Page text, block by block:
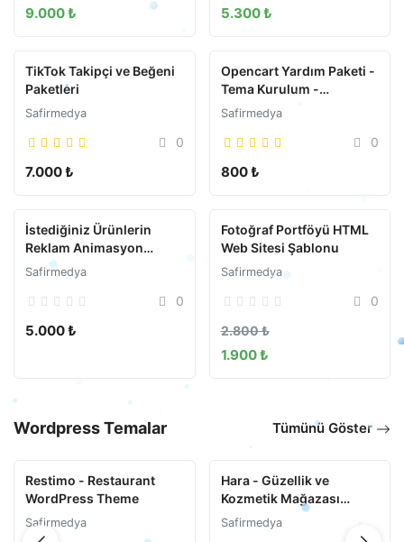
9.000 ₺ 5.300 ₺
TikTok Takipçi ve Beğeni
Paketleri
Safirmedya
0
7.000 ₺
Opencart Yardım Paketi -
Tema Kurulum -
Türkçeleştirme
Safirmedya
0
800 ₺
İstediğiniz Ürünlerin
Reklam Animasyon
Videosu
Safirmedya
0
5.000 ₺
Fotoğraf Portföyü HTML
Web Sitesi Şablonu
Safirmedya
0
2.800 ₺
1.900 ₺
Wordpress Temalar Tümünü Göster
Restimo - Restaurant
WordPress Theme
Safirmedya
Hara - Güzellik ve
Kozmetik Mağazası
WooCommerce Teması
Safirmedya